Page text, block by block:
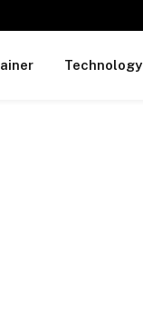
Technology